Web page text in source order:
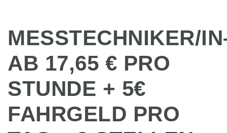
MESSTECHNIKER/
AB 17,65 € PRO
STUNDE + 5€
FAHRGELD PRO